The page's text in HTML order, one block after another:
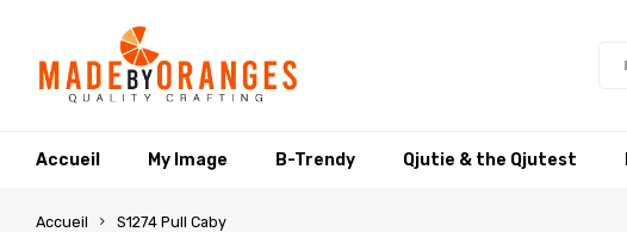
Accueil My Image B-Trendy Qjutie & the Qjutest
Accueil S1274 Pull Caby